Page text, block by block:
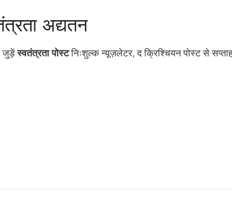
अद्यतन
जुड़ेंस्वतंत्रता पोस्टनिःशुल्क न्यूज़लेटर, द क्रिश्चियन पोस्ट से सप्ताह